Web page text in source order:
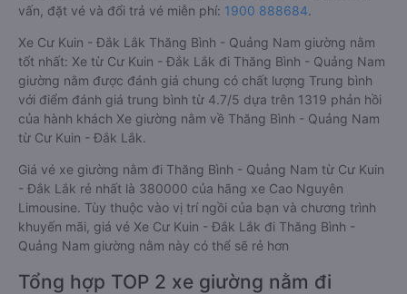
vấn, đặt vé và đổi trả vé miễn phí: 1900 888684.
Xe Cư Kuin - Đắk Lắk Thăng Bình - Quảng Nam giường nằm
tốt nhất: Xe từ Cư Kuin - Đắk Lắk đi Thăng Bình - Quảng Nam
giường nằm được đánh giá chung có chất lượng Trung bình
với điểm đánh giá trung bình từ 4.7/5 dựa trên 1319 phản hồi
của hành khách Xe giường nằm về Thăng Bình - Quảng Nam
từ Cư Kuin - Đắk Lắk.
Giá vé xe giường nằm đi Thăng Bình - Quảng Nam từ Cư Kuin
- Đắk Lắk rẻ nhất là 380000 của hãng xe Cao Nguyên
Limousine. Tùy thuộc vào vị trí ngồi của bạn và chương trình
khuyến mãi, giá vé Xe Cư Kuin - Đắk Lắk đi Thăng Bình -
Quảng Nam giường nằm này có thể sẽ rẻ hơn
Tổng hợp TOP 2 xe giường nằm đi